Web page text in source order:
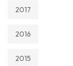
2017
2016
2015